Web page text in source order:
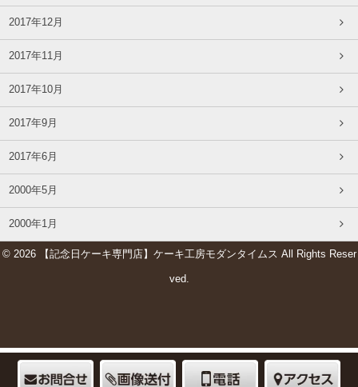
2017年12月
2017年11月
2017年10月
2017年9月
2017年6月
2000年5月
2000年1月
© 2026 【記念日ケーキ専門店】ケーキ工房モダンタイムス All Rights Reser
ved.